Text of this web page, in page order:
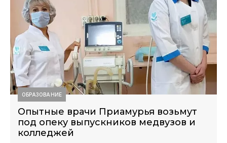
ОБРАЗОВАНИЕ
Опытные врачи Приамурья возьмут
под опеку выпускников медвузов и
колледжей